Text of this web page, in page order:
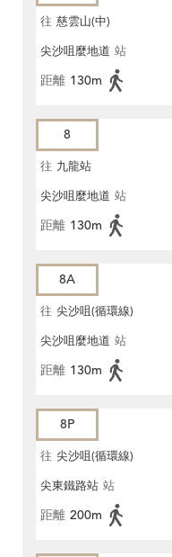
往 慈雲山(中)
尖沙咀麼地道 站
距離 130m
8
往 九龍站
尖沙咀麼地道 站
距離 130m
8A
往 尖沙咀(循環線)
尖沙咀麼地道 站
距離 130m
8P
往 尖沙咀(循環線)
尖東鐵路站 站
距離 200m